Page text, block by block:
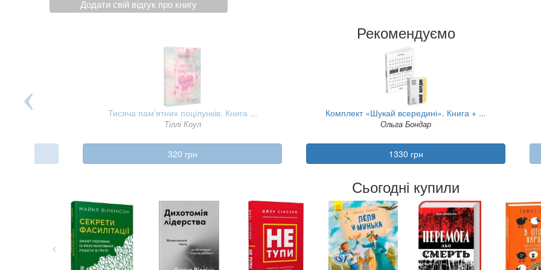
Додати свій відгук про книгу
Рекомендуємо
п ... Тисяча пам’ятних поцілунків. Книга ...
Тіллі Коул
320 грн
Комплект «Шукай всередині». Книга + ...
Ольга Бондар
1330 грн
Сьогодні купили